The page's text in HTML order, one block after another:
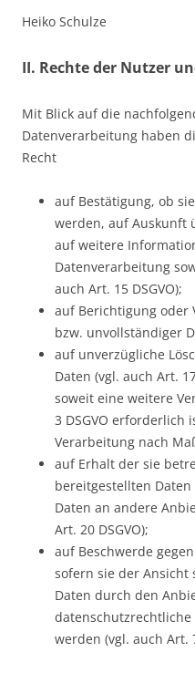
Heiko Schulze
II. Rechte der Nutzer
Mit Blick auf die
Datenverarbeitung haben
Recht
auf Bestätigung, ob
werden, auf Auskunft
auf weitere
Datenverarbeitung
auch Art. 15 DSGVO);
auf Berichtigung oder
bzw. unvollständiger
auf unverzügliche
Daten (vgl. auch Art.
soweit eine weitere
3 DSGVO erforderlich
Verarbeitung nach
auf Erhalt der sie
bereitgestellten
Daten an andere
Art. 20 DSGVO);
auf Beschwerde
sofern sie der Ansicht
Daten durch den
werden (vgl. auch Art.